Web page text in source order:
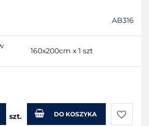
AB316
160x200cm x 1 szt
szt. DO KOSZYKA